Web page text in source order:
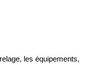
les équipements,